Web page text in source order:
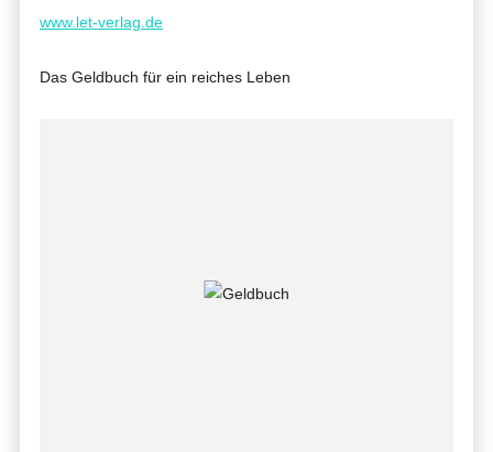
www.let-verlag.de
Das Geldbuch für ein reiches Leben